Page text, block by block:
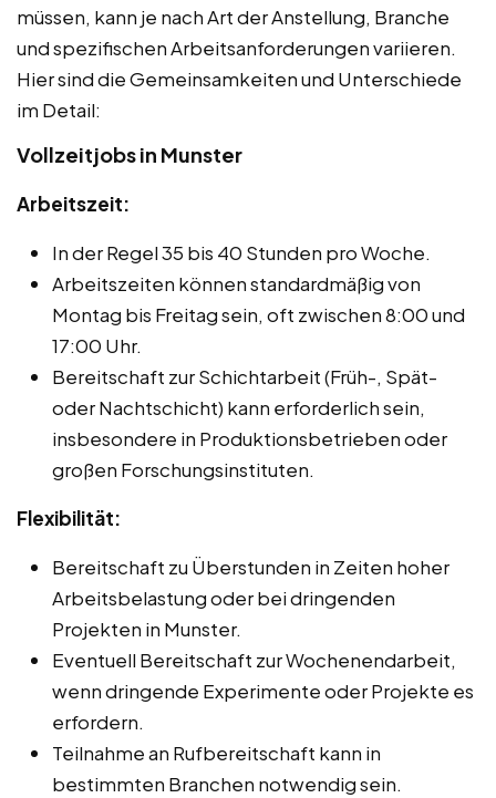
müssen, kann je nach Art der Anstellung, Branche
und spezifischen Arbeitsanforderungen variieren.
Hier sind die Gemeinsamkeiten und Unterschiede
im Detail:
Vollzeitjobs in Munster
Arbeitszeit:
In der Regel 35 bis 40 Stunden pro Woche.
Arbeitszeiten können standardmäßig von
Montag bis Freitag sein, oft zwischen 8:00 und
17:00 Uhr.
Bereitschaft zur Schichtarbeit (Früh-, Spät-
oder Nachtschicht) kann erforderlich sein,
insbesondere in Produktionsbetrieben oder
großen Forschungsinstituten.
Flexibilität:
Bereitschaft zu Überstunden in Zeiten hoher
Arbeitsbelastung oder bei dringenden
Projekten in Munster.
Eventuell Bereitschaft zur Wochenendarbeit,
wenn dringende Experimente oder Projekte es
erfordern.
Teilnahme an Rufbereitschaft kann in
bestimmten Branchen notwendig sein.